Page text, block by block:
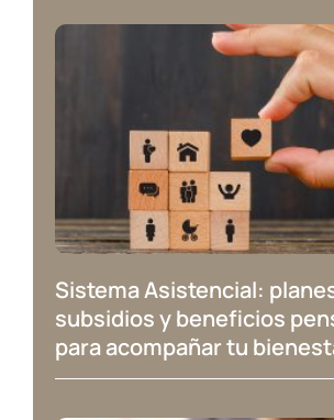
Sistema Asistencial:
subsidios y beneficios
para acompañar tu